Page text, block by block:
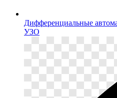
Дифференциальные
УЗО